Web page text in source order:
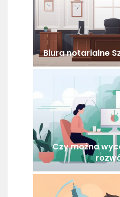
Biura notarialne
Czy można